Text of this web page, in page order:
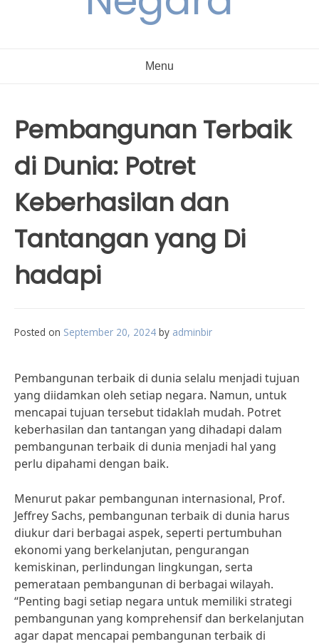
Menu
Pembangunan Terbaik
di Dunia: Potret
Keberhasilan dan
Tantangan yang Di
hadapi
Posted on September 20, 2024 by adminbir
Pembangunan terbaik di dunia selalu menjadi tujuan
yang diidamkan oleh setiap negara. Namun, untuk
mencapai tujuan tersebut tidaklah mudah. Potret
keberhasilan dan tantangan yang dihadapi dalam
pembangunan terbaik di dunia menjadi hal yang
perlu dipahami dengan baik.
Menurut pakar pembangunan internasional, Prof.
Jeffrey Sachs, pembangunan terbaik di dunia harus
diukur dari berbagai aspek, seperti pertumbuhan
ekonomi yang berkelanjutan, pengurangan
kemiskinan, perlindungan lingkungan, serta
pemerataan pembangunan di berbagai wilayah.
“Penting bagi setiap negara untuk memiliki strategi
pembangunan yang komprehensif dan berkelanjutan
agar dapat mencapai pembangunan terbaik di